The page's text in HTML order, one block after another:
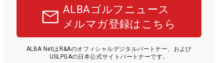
ALBAゴルフニュース
メルマガ登録はこちら
ALBA NetはR&Aのオフィシャルデジタルパートナー、および
USLPGAの日本公式サイトパートナーです。